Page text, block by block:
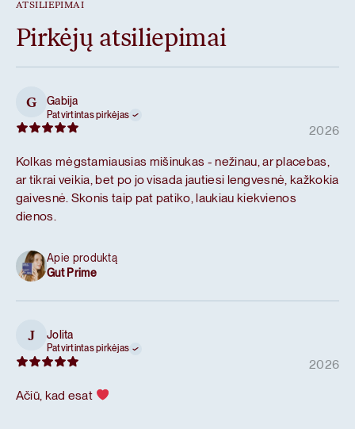
ATSILIEPIMAI
Pirkėjų atsiliepimai
G Gabija
Patvirtintas pirkėjas
2026
Kolkas mėgstamiausias mišinukas - nežinau, ar placebas,
ar tikrai veikia, bet po jo visada jautiesi lengvesnė, kažkokia
gaivesnė. Skonis taip pat patiko, laukiau kiekvienos
dienos.
Apie produktą
Gut Prime
J Jolita
Patvirtintas pirkėjas
2026
Ačiū, kad esat